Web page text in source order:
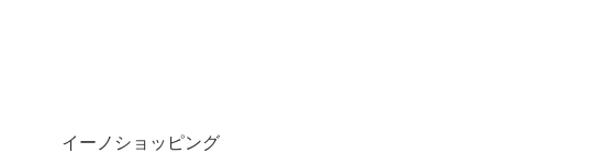
イーノショッピング